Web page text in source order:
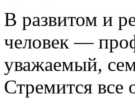
В развитом и
человек —
уважаемый,
Стремится все